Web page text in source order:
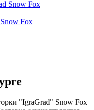
Fox
"IgraGrad" Snow Fox